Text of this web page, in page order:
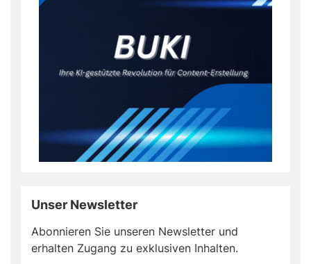
Unser Newsletter
Abonnieren Sie unseren Newsletter und
erhalten Zugang zu exklusiven Inhalten.